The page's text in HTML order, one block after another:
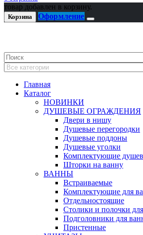
товар добавлен в корзину.
Корзина Оформление
Главная
Каталог
НОВИНКИ
ДУШЕВЫЕ ОГРАЖДЕНИЯ
Двери в нишу
Душевые перегородки
Душевые поддоны
Душевые уголки
Комплектующие
Шторки на ванну
ВАННЫ
Встраиваемые
Комплектующие для
Отдельностоящие
Столики и полочки
Подголовники для
Пристенные